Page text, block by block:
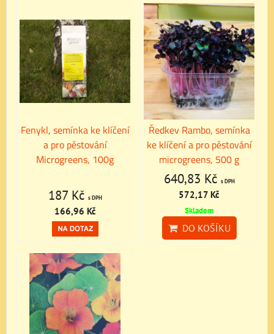
Fenykl, semínka ke klíčení
a pro pěstování
Microgreens, 100g
187 Kč s DPH
166,96 Kč
Ředkev Rambo, semínka
ke klíčení a pro pěstování
microgreens, 500 g
640,83 Kč s DPH
572,17 Kč
Skladem
DO KOŠÍKU